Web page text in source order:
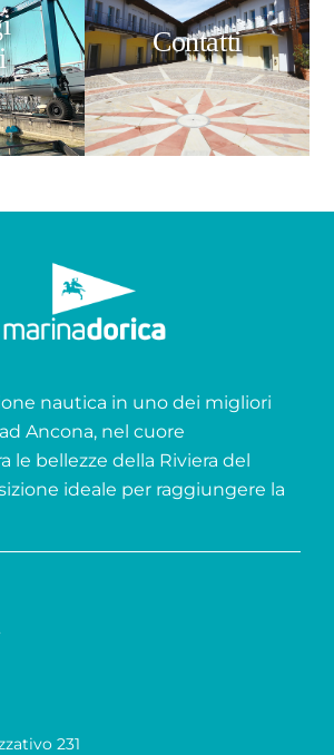
Contatti
nautica in uno dei migliori
Ancona, nel cuore
le bellezze della Riviera del
ideale per raggiungere la
231